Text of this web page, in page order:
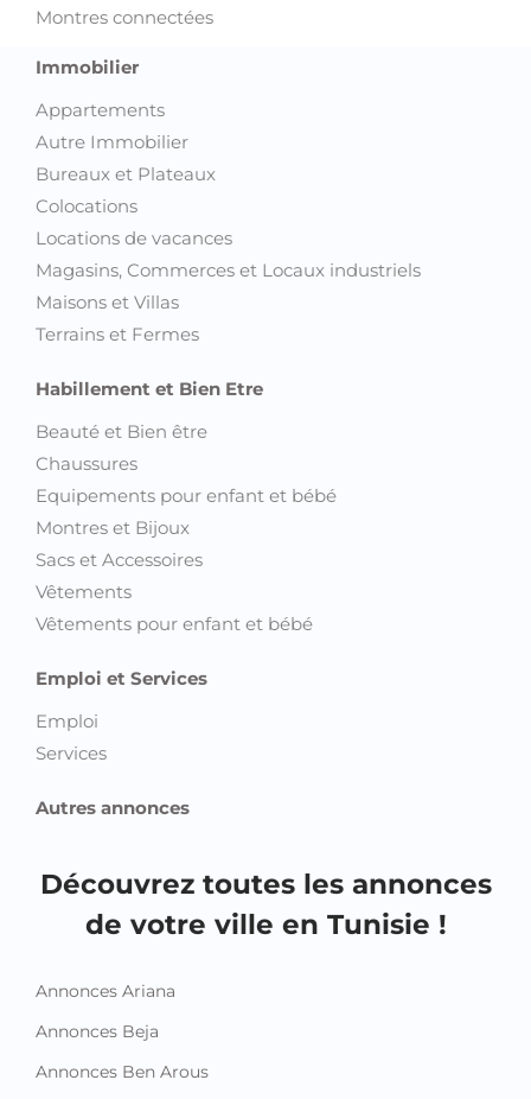
Montres connectées
Immobilier
Appartements
Autre Immobilier
Bureaux et Plateaux
Colocations
Locations de vacances
Magasins, Commerces et Locaux industriels
Maisons et Villas
Terrains et Fermes
Habillement et Bien Etre
Beauté et Bien être
Chaussures
Equipements pour enfant et bébé
Montres et Bijoux
Sacs et Accessoires
Vêtements
Vêtements pour enfant et bébé
Emploi et Services
Emploi
Services
Autres annonces
Découvrez toutes les annonces
de votre ville en Tunisie !
Annonces Ariana
Annonces Beja
Annonces Ben Arous